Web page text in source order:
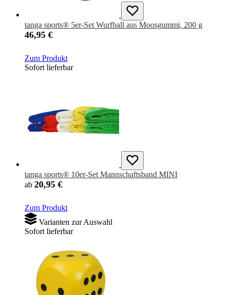
tanga sports® 5er-Set Wurfball aus Moosgummi, 200 g
46,95 €
Zum Produkt
Sofort lieferbar
tanga sports® 10er-Set Mannschaftsband MINI
ab 20,95 €
Zum Produkt
Varianten zur Auswahl
Sofort lieferbar